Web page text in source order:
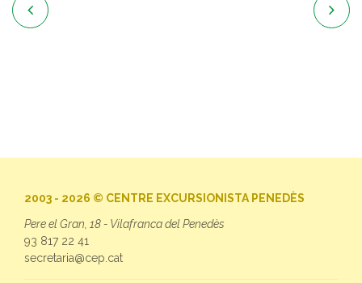
 
2003 - 2026 © CENTRE EXCURSIONISTA PENEDÈS
Pere el Gran, 18 - Vilafranca del Penedès
93 817 22 41
secretaria@cep.cat